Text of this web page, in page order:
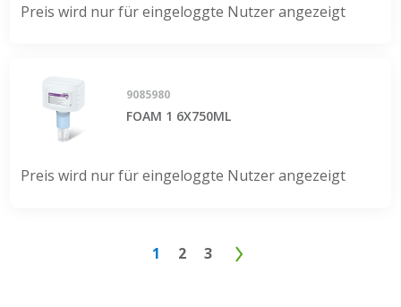
Preis wird nur für eingeloggte Nutzer angezeigt
9085980
FOAM 1 6X750ML
Preis wird nur für eingeloggte Nutzer angezeigt
1 2 3